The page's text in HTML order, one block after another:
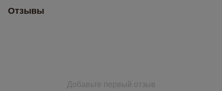
Отзывы
Добавьте первый отзыв